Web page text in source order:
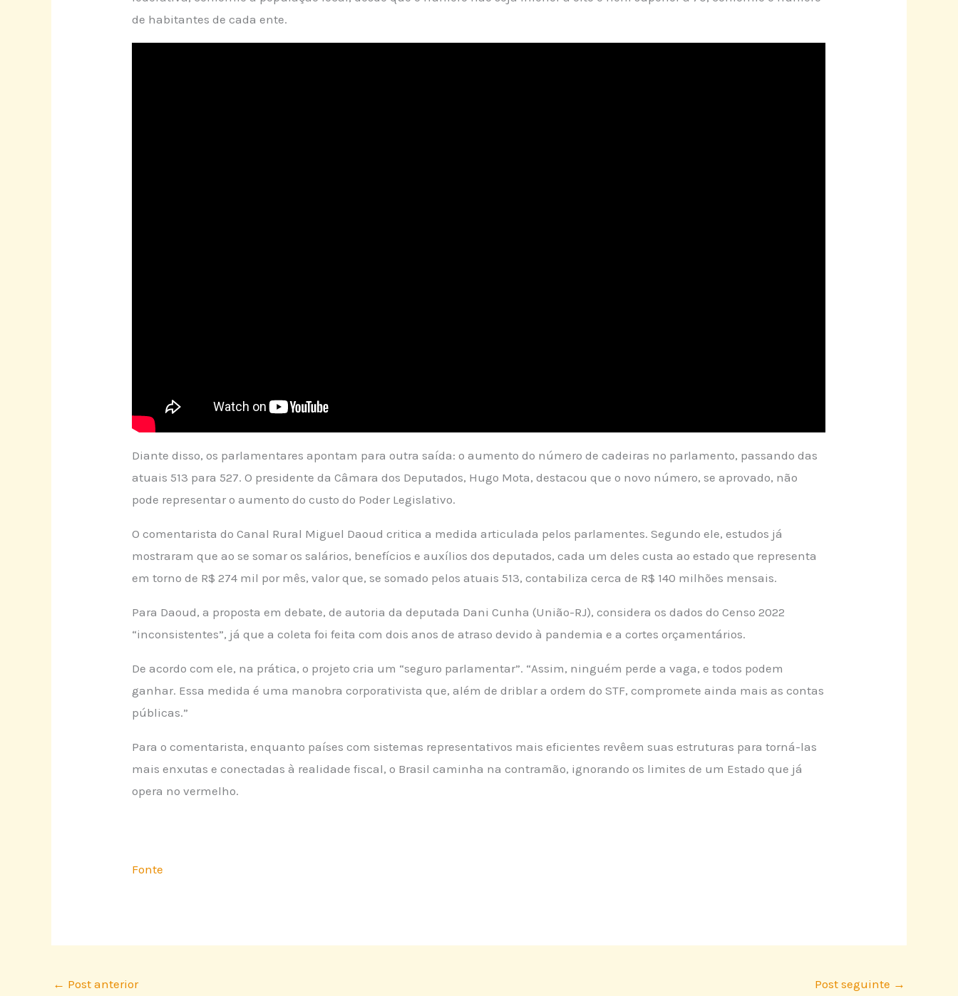
de habitantes de cada ente.
Diante disso, os parlamentares apontam para outra saída: o aumento do número de cadeiras no parlamento, passando das
atuais 513 para 527. O presidente da Câmara dos Deputados, Hugo Mota, destacou que o novo número, se aprovado, não
pode representar o aumento do custo do Poder Legislativo.
O comentarista do Canal Rural Miguel Daoud critica a medida articulada pelos parlamentes. Segundo ele, estudos já
mostraram que ao se somar os salários, benefícios e auxílios dos deputados, cada um deles custa ao estado que representa
em torno de R$ 274 mil por mês, valor que, se somado pelos atuais 513, contabiliza cerca de R$ 140 milhões mensais.
Para Daoud, a proposta em debate, de autoria da deputada Dani Cunha (União-RJ), considera os dados do Censo 2022
“inconsistentes”, já que a coleta foi feita com dois anos de atraso devido à pandemia e a cortes orçamentários.
De acordo com ele, na prática, o projeto cria um “seguro parlamentar”. “Assim, ninguém perde a vaga, e todos podem
ganhar. Essa medida é uma manobra corporativista que, além de driblar a ordem do STF, compromete ainda mais as contas
públicas.”
Para o comentarista, enquanto países com sistemas representativos mais eficientes revêem suas estruturas para torná-las
mais enxutas e conectadas à realidade fiscal, o Brasil caminha na contramão, ignorando os limites de um Estado que já
opera no vermelho.
Fonte
← Post anterior Post seguinte →